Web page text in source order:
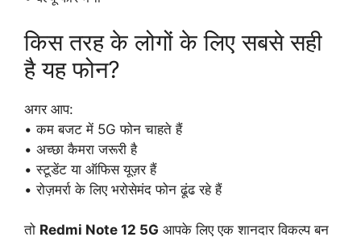
किस तरह के लोगों के लिए सबसे सही
है यह फोन?
अगर आप:
• कम बजट में 5G फोन चाहते हैं
• अच्छा कैमरा जरूरी है
• स्टूडेंट या ऑफिस यूज़र हैं
• रोज़मर्रा के लिए भरोसेमंद फोन ढूंढ रहे हैं
तो Redmi Note 12 5G आपके लिए एक शानदार विकल्प बन